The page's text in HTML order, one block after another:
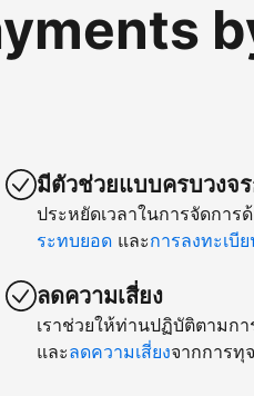
มีตัวช่วยแบบครบวงจ
ประหยัดเวลาในการจัดการ
ระทบยอด และการลงทะเบี
ลดความเสี่ยง
เราช่วยให้ท่านปฏิบัติตามก
และลดความเสี่ยงจากการทุ